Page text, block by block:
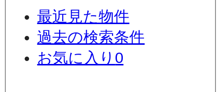
最近見た物件
過去の検索条件
お気に入り 0